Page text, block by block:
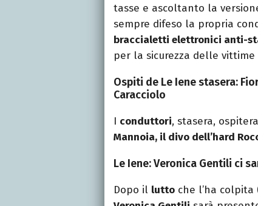
tasse e ascoltanto la
sempre difeso la propria
braccialetti elettronici anti-
per la sicurezza delle vittime
Ospiti de Le Iene stasera:
Caracciolo
I conduttori, stasera,
Mannoia, il divo dell’hard
Le Iene: Veronica Gentili ci
Dopo il lutto che l’ha colpita